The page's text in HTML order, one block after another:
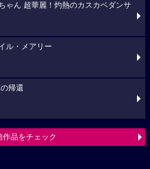
ゃん 超華麗！灼熱のカスカベダンサ
ル・メアリー
帰還
作品をチェック